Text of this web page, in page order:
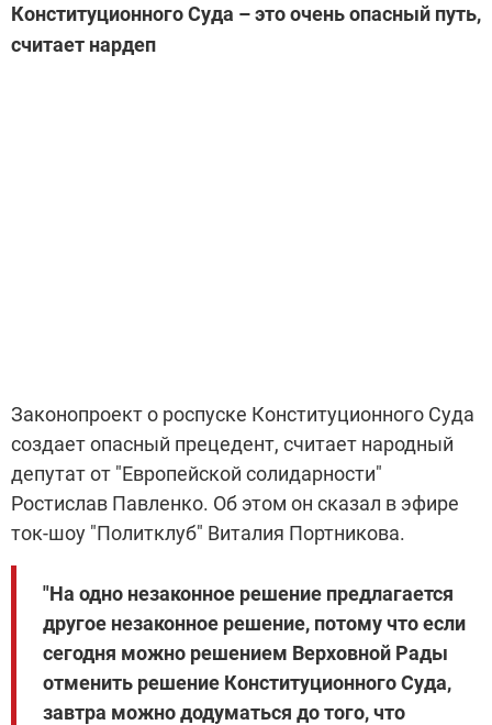
Конституционного Суда – это очень опасный путь,
считает нардеп
Законопроект о роспуске Конституционного Суда
создает опасный прецедент, считает народный
депутат от "Европейской солидарности"
Ростислав Павленко. Об этом он сказал в эфире
ток-шоу "Политклуб" Виталия Портникова.
"На одно незаконное решение предлагается
другое незаконное решение, потому что если
сегодня можно решением Верховной Рады
отменить решение Конституционного Суда,
завтра можно додуматься до того, что